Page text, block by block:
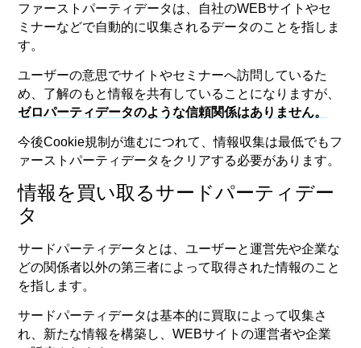
ファーストパーティデータは、自社のWEBサイトやセ
ミナーなどで自動的に収集されるデータのことを指しま
す。
ユーザーの意思でサイトやセミナーへ訪問しているた
め、了解のもと情報を共有していることになりますが、
ゼロパーティデータのような信頼関係はありません。
今後Cookie規制が進むにつれて、情報収集は最低でもフ
ァーストパーティデータをクリアする必要があります。
情報を買い取るサードパーティデー
タ
サードパーティデータとは、ユーザーと運営先や企業な
どの関係者以外の第三者によって取得された情報のこと
を指します。
サードパーティデータは基本的に買取によって収集さ
れ、新たな情報を構築し、WEBサイトの運営者や企業